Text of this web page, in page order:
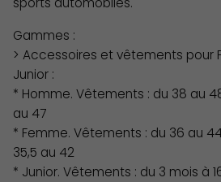
Gammes :
> Accessoires et vêtements pour
Junior :
* Homme. Vêtements : du 38 au
au 47
* Femme. Vêtements : du 36 au
35,5 au 42
* Junior. Vêtements : du 3 mois à